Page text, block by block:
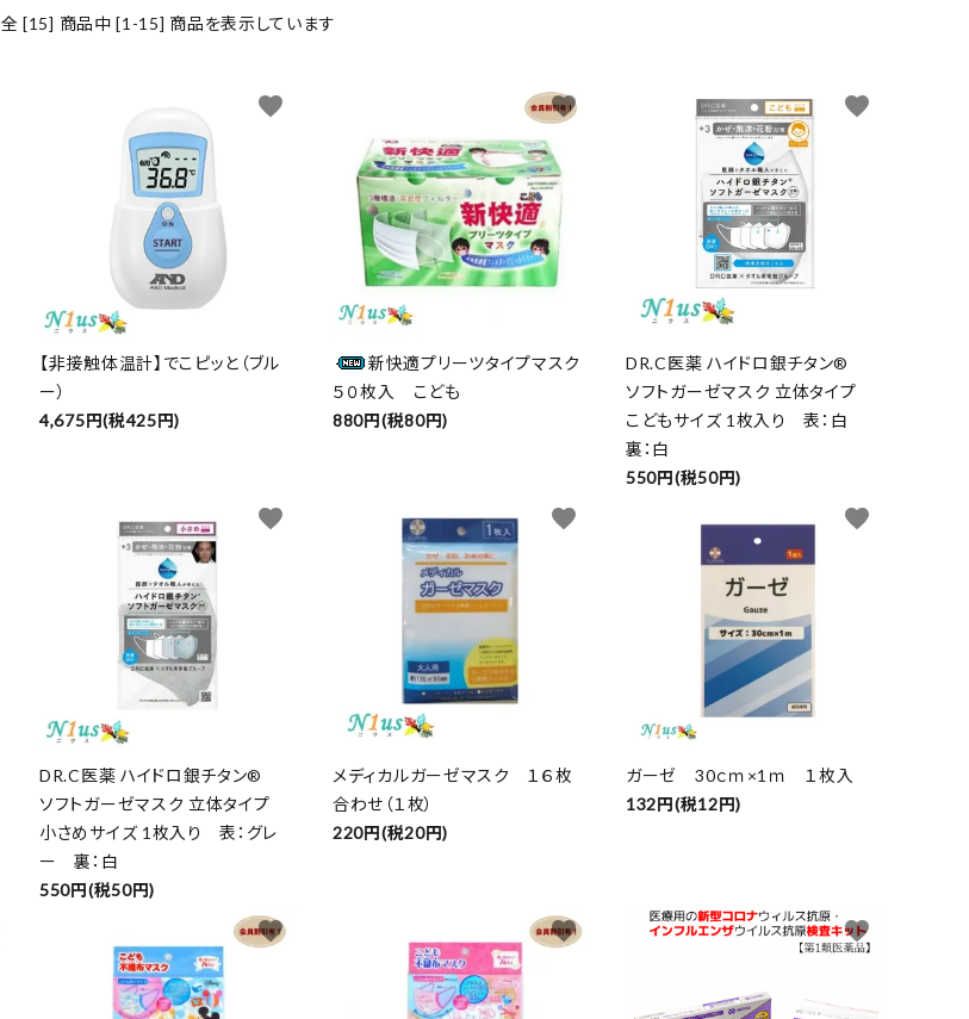
全 [15] 商品中 [1-15] 商品を表示しています
【非接触体温計】でこピッと（ブル
ー）
4,675円(税425円)
favorite
新快適プリーツタイプマスク
５０枚入 こども
880円(税80円)
favorite
DR.C医薬 ハイドロ銀チタン®
ソフトガーゼマスク 立体タイプ
こどもサイズ 1枚入り 表：白
裏：白
550円(税50円)
favorite
DR.C医薬 ハイドロ銀チタン®
ソフトガーゼマスク 立体タイプ
小さめサイズ 1枚入り 表：グレ
ー 裏：白
550円(税50円)
favorite
メディカルガーゼマスク １６枚
合わせ（１枚）
220円(税20円)
favorite
ガーゼ 30ｃｍ×1ｍ １枚入
132円(税12円)
favorite
favorite favorite favorite